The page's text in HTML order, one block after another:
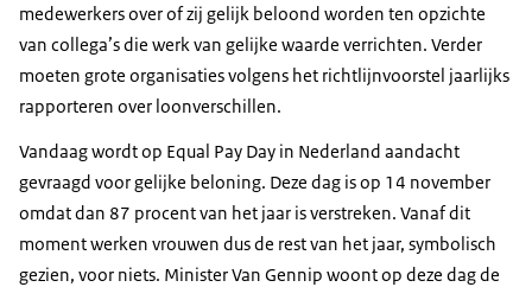
medewerkers over of zij gelijk beloond worden ten opzichte
van collega’s die werk van gelijke waarde verrichten. Verder
moeten grote organisaties volgens het richtlijnvoorstel jaarlijks
rapporteren over loonverschillen.
Vandaag wordt op Equal Pay Day in Nederland aandacht
gevraagd voor gelijke beloning. Deze dag is op 14 november
omdat dan 87 procent van het jaar is verstreken. Vanaf dit
moment werken vrouwen dus de rest van het jaar, symbolisch
gezien, voor niets. Minister Van Gennip woont op deze dag de